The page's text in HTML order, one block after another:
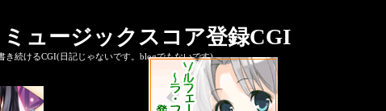
ュージックスコア登録CGI
き続けるCGI(日記じゃないです。blogでもないです)